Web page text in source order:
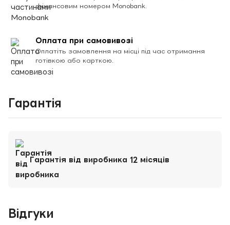
фінансовим номером Monobank.
Оплата при самовивозі
Оплатіть замовлення на місці під час отримання
готівкою або карткою.
Гарантія
Гарантія від виробника 12 місяців
Відгуки